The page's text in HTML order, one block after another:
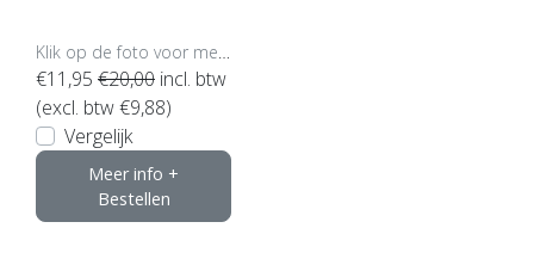
€11,95 €20,00 incl. btw
(excl. btw €9,88)
Vergelijk
Meer info +
Bestellen